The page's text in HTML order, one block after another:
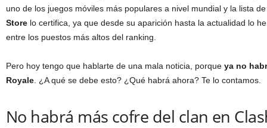
uno de los juegos móviles más populares a nivel mundial y la lista
Store lo certifica, ya que desde su aparición hasta la actualidad lo
entre los puestos más altos del ranking.
Pero hoy tengo que hablarte de una mala noticia, porque ya no
Royale . ¿A qué se debe esto? ¿Qué habrá ahora? Te lo contamos.
No habrá más cofre del clan en